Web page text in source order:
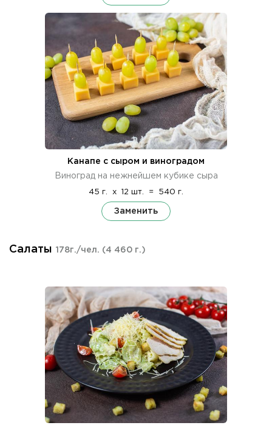
Канапе с сыром и виноградом
Виноград на нежнейшем кубике сыра
45 г. x 12 шт. = 540 г.
Заменить
Салаты 178г./чел. (4 460 г.)